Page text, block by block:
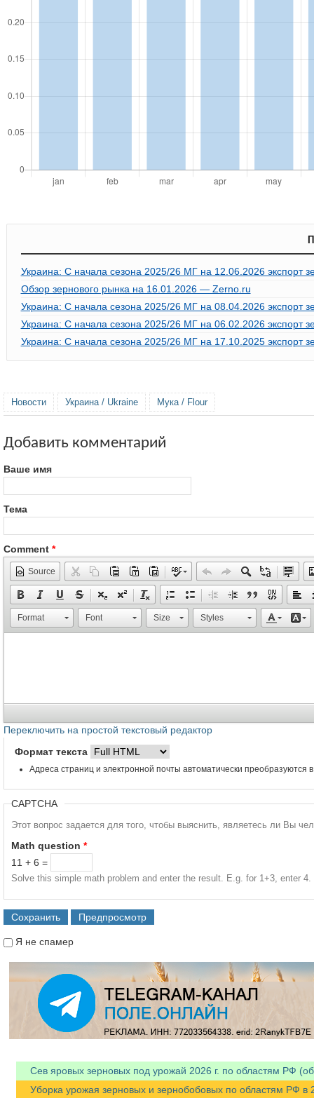
Украина: С начала сезона 2025/26 МГ на 12.06.2026 экспорт
Обзор зернового рынка на 16.01.2026 — Zerno.ru
Украина: С начала сезона 2025/26 МГ на 08.04.2026 экспорт
Украина: С начала сезона 2025/26 МГ на 06.02.2026 экспорт
Украина: С начала сезона 2025/26 МГ на 17.10.2025 экспорт
Новости Украина / Ukraine Мука / Flour
Добавить комментарий
Ваше имя
Тема
Comment *
Source
Format Font Size Styles
Переключить на простой текстовый редактор
Формат текста
Адреса страниц и электронной почты автоматически преобразуются
CAPTCHA
Этот вопрос задается для того, чтобы выяснить, являетесь ли Вы
Math question *
11 + 6 =
Solve this simple math problem and enter the result. E.g. for 1+3, enter 4.
Я не спамер
Сев яровых зерновых под урожай 2026 г. по областям РФ
Уборка урожая зерновых и зернобобовых по областям РФ в